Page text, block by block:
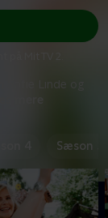
Linde og
Mit TV 2.
Sæson 5